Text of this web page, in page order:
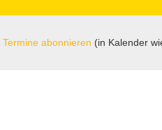
Termine abonnieren (in Kalender